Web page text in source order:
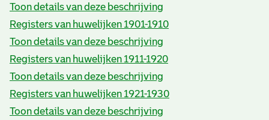
Toon details van deze beschrijving
Registers van huwelijken 1901-1910
Toon details van deze beschrijving
Registers van huwelijken 1911-1920
Toon details van deze beschrijving
Registers van huwelijken 1921-1930
Toon details van deze beschrijving